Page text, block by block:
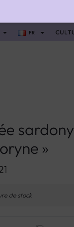
FR
»
de stock